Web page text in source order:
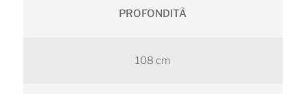
PROFONDITÀ
108 cm